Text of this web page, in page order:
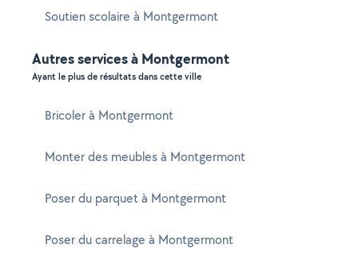
Soutien scolaire à Montgermont
Autres services à Montgermont
Ayant le plus de résultats dans cette ville
Bricoler à Montgermont
Monter des meubles à Montgermont
Poser du parquet à Montgermont
Poser du carrelage à Montgermont